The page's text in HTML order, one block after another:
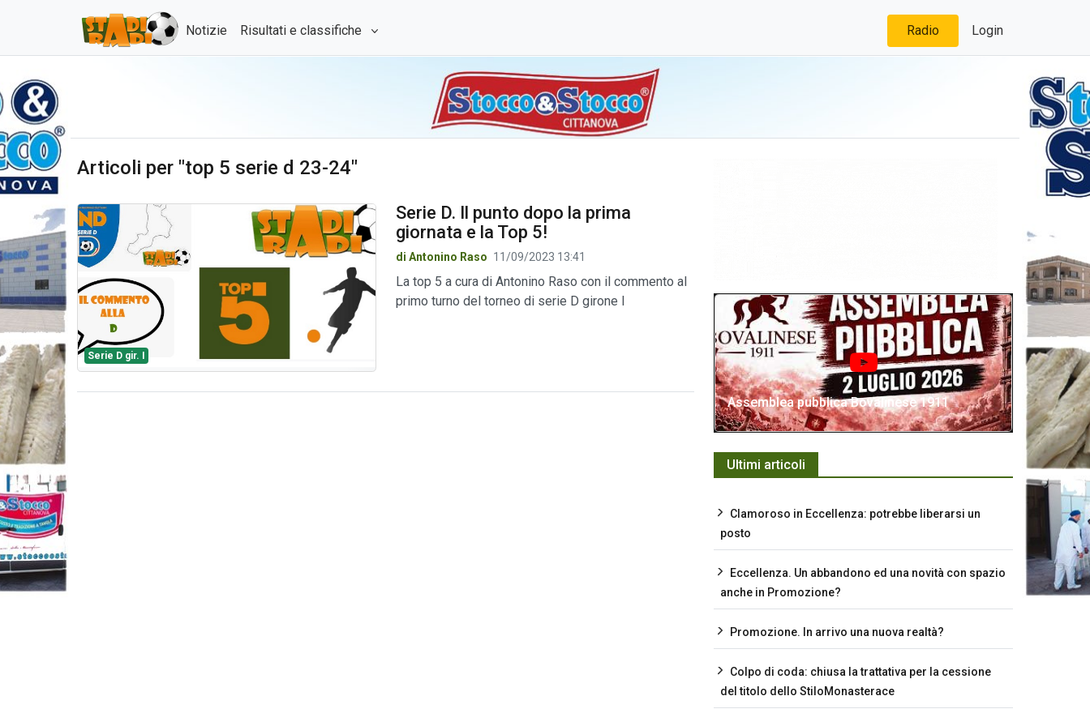
Notizie Risultati e classifiche Radio Login
Articoli per "top 5 serie d 23-24"
Serie D gir. I
Serie D. Il punto dopo la prima
giornata e la Top 5!
di Antonino Raso 11/09/2023 13:41
La top 5 a cura di Antonino Raso con il commento al
primo turno del torneo di serie D girone I
Assemblea pubblica Bovalinese 1911
Ultimi articoli
Clamoroso in Eccellenza: potrebbe liberarsi un
posto
Eccellenza. Un abbandono ed una novità con spazio
anche in Promozione?
Promozione. In arrivo una nuova realtà?
Colpo di coda: chiusa la trattativa per la cessione
del titolo dello StiloMonasterace